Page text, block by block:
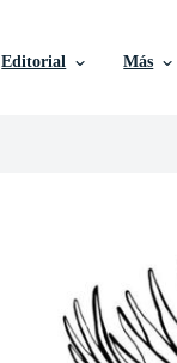
Editorial Más